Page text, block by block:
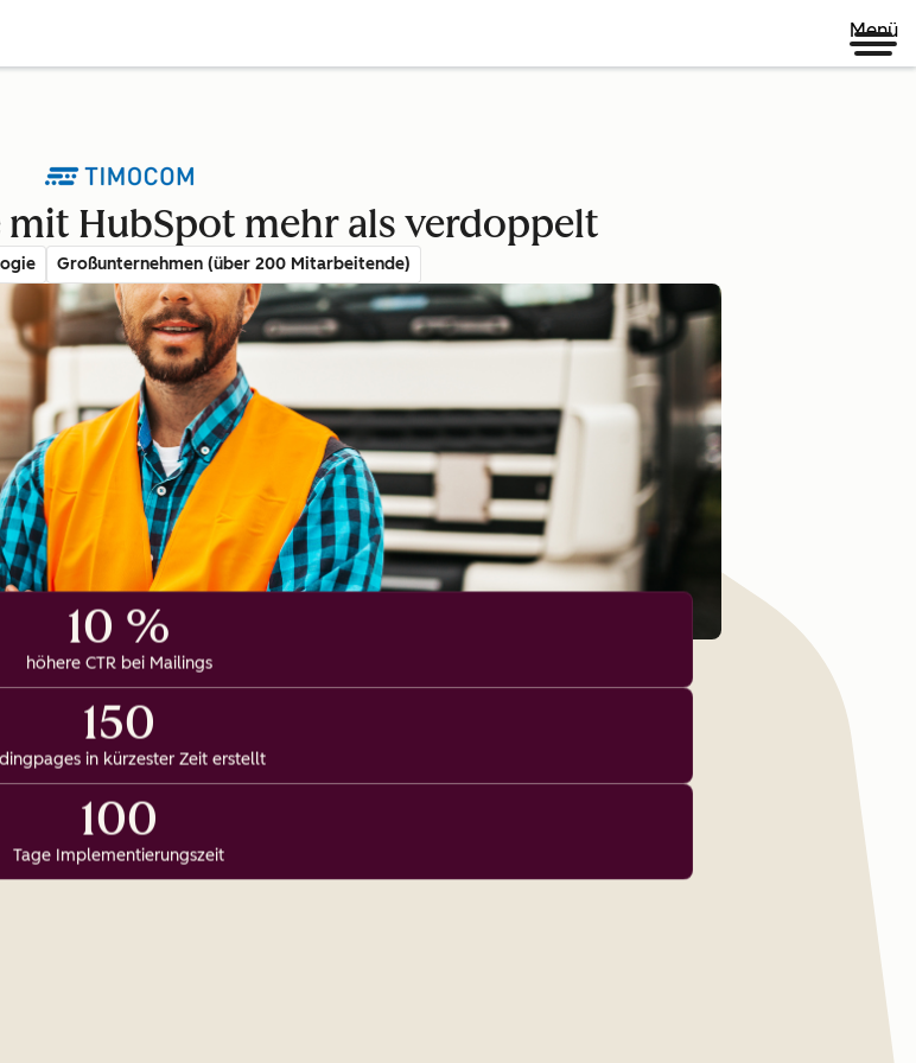
Menü
mit HubSpot mehr als verdoppelt
Großunternehmen (über 200 Mitarbeitende)
10 %
höhere CTR bei Mailings
150
in kürzester Zeit erstellt
100
Tage Implementierungszeit